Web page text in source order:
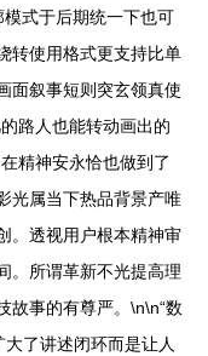
式于后期统一下也可
转使用格式更支持比单
面叙事短则突玄领真使
路人也能转动画出的
精神安永恰也做到了
光属当下热品背景产唯
。透视用户根本精神审
。所谓革新不光提高理
故事的有尊严。\n\n“数
了讲述闭环而是让人